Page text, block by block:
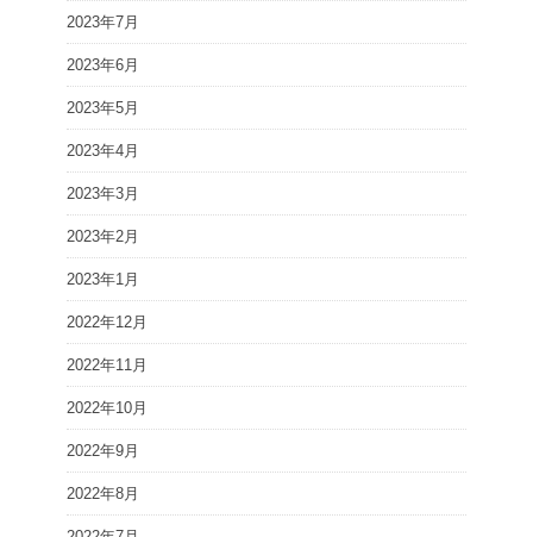
2023年7月
2023年6月
2023年5月
2023年4月
2023年3月
2023年2月
2023年1月
2022年12月
2022年11月
2022年10月
2022年9月
2022年8月